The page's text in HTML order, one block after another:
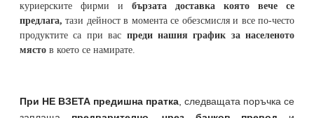
куриерските фирми и бързата доставка която вече се
предлага, тази дейност в момента се обезсмисля и все по-често
продуктите са при вас преди нашия график за населеното
място в което се намирате.
При НЕ ВЗЕТА предишна пратка, следващата поръчка се